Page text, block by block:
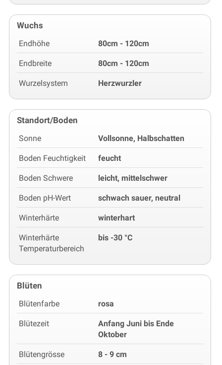
Wuchs
Endhöhe 80cm - 120cm
Endbreite 80cm - 120cm
Wurzelsystem Herzwurzler
Standort/Boden
Sonne Vollsonne, Halbschatten
Boden Feuchtigkeit feucht
Boden Schwere leicht, mittelschwer
Boden pH-Wert schwach sauer, neutral
Winterhärte winterhart
Winterhärte
Temperaturbereich
bis -30 °C
Blüten
Blütenfarbe rosa
Blütezeit
Anfang Juni bis Ende
Oktober
Blütengrösse 8 - 9 cm